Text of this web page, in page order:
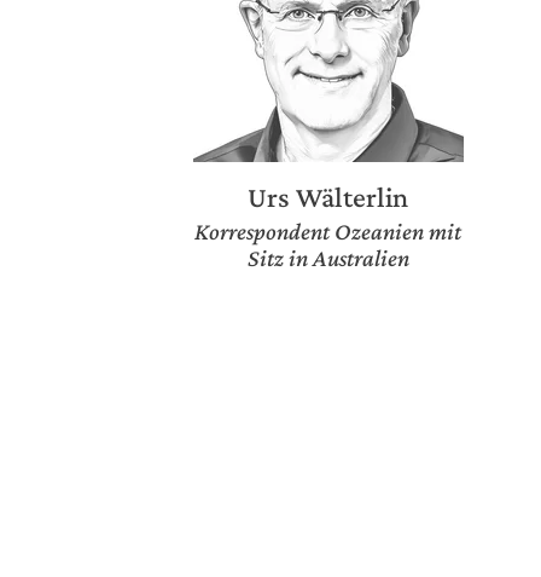
Urs Wälterlin
Korrespondent Ozeanien mit
Sitz in Australien